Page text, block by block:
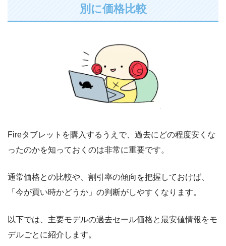
別に価格比較
Fireタブレットを購入するうえで、過去にどの程度安くな
ったのかを知っておくのは非常に重要です。
通常価格との比較や、割引率の傾向を把握しておけば、
「今が買い時かどうか」の判断がしやすくなります。
以下では、主要モデルの過去セール価格と最安値情報をモ
デルごとに紹介します。